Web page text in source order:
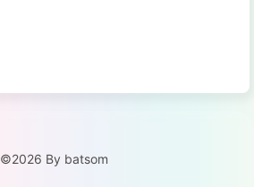
©2026 By batsom